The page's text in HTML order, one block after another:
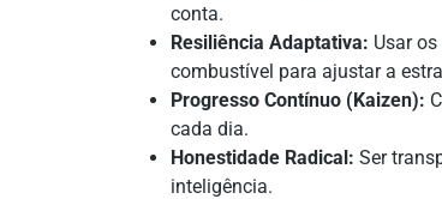
conta.
Resiliência Adaptativa: Usar
combustível para ajustar a
Progresso Contínuo (Kaizen):
cada dia.
Honestidade Radical: Ser
inteligência.